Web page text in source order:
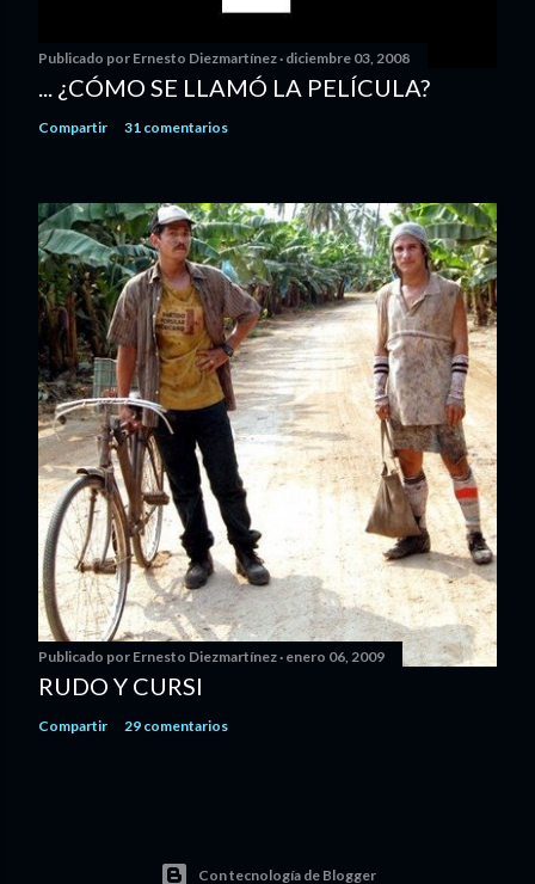
Publicado por Ernesto Diezmartínez diciembre 03, 2008
... ¿CÓMO SE LLAMÓ LA PELÍCULA?
Compartir 31 comentarios
Publicado por Ernesto Diezmartínez enero 06, 2009
RUDO Y CURSI
Compartir 29 comentarios
Con tecnología de Blogger